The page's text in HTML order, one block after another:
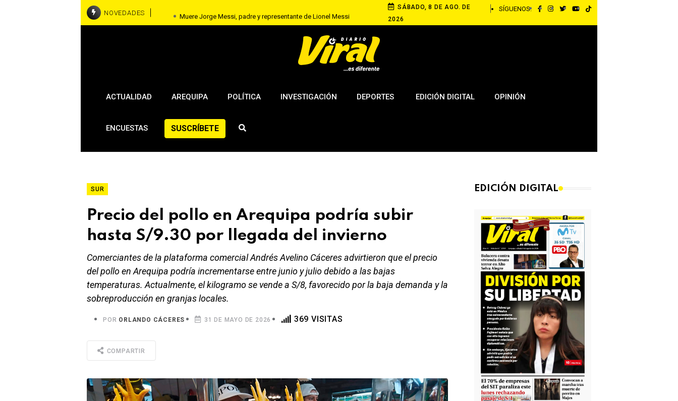
NOVEDADES Muere Jorge Messi, padre y representante de Lionel Messi
Ministro de Defensa anuncia despliegue militar ante Fenómeno El Niño
SÁBADO, 8 DE AGO. DE
2026
SÍGUENOS:
ACTUALIDAD AREQUIPA POLÍTICA INVESTIGACIÓN DEPORTES EDICIÓN DIGITAL OPINIÓN
ENCUESTAS SUSCRÍBETE
SUR
Precio del pollo en Arequipa podría subir
hasta S/9.30 por llegada del invierno
Comerciantes de la plataforma comercial Andrés Avelino Cáceres advirtieron que el precio
del pollo en Arequipa podría incrementarse entre junio y julio debido a las bajas
temperaturas. Actualmente, el kilogramo se vende a S/8, favorecido por la baja demanda y la
sobreproducción en granjas locales.
POR ORLANDO CÁCERES 31 DE MAYO DE 2026 369 VISITAS
COMPARTIR
EDICIÓN DIGITAL